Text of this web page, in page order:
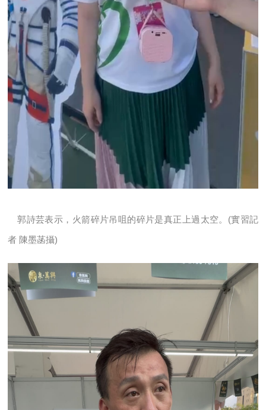
郭詩芸表示，火箭碎片吊咀的碎片是真正上過太空。(實習記
者 陳墨菡攝)